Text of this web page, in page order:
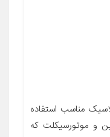
مناسب استفاده
و موتورسیکلت که